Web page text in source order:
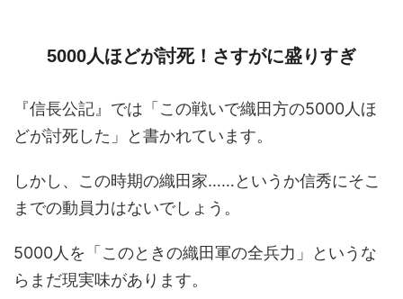
5000人ほどが討死！さすがに盛りすぎ
『信長公記』では「この戦いで織田方の5000人ほ
どが討死した」と書かれています。
しかし、この時期の織田家……というか信秀にそこ
までの動員力はないでしょう。
5000人を「このときの織田軍の全兵力」というな
らまだ現実味があります。